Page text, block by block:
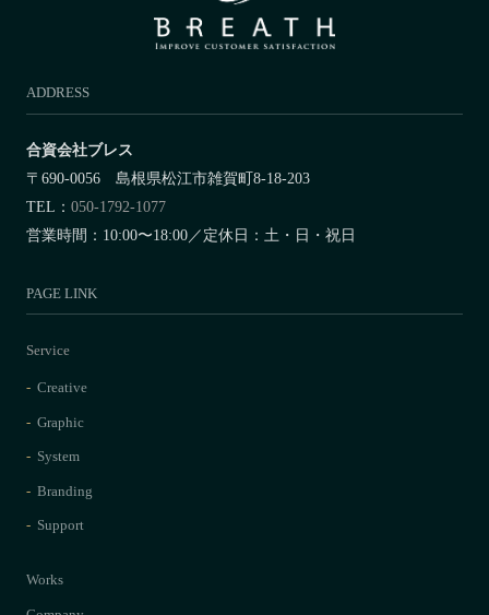
ADDRESS
合資会社ブレス
〒690-0056 島根県松江市雑賀町8-18-203
TEL： 050-1792-1077
営業時間：10:00〜18:00／定休日：土・日・祝日
PAGE LINK
Service
Creative
Graphic
System
Branding
Support
Works